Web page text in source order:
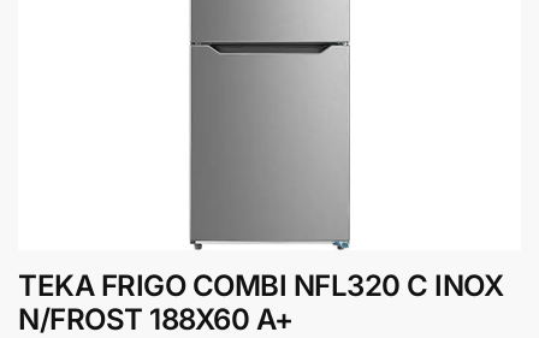
TEKA FRIGO COMBI NFL320 C INOX
N/FROST 188X60 A+